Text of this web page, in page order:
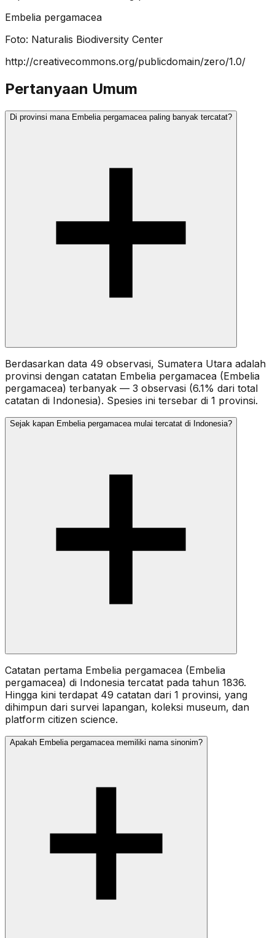
Embelia pergamacea
Foto: Naturalis Biodiversity Center
http://creativecommons.org/publicdomain/zero/1.0/
Pertanyaan Umum
Di provinsi mana Embelia pergamacea paling banyak tercatat?
Berdasarkan data 49 observasi, Sumatera Utara adalah
provinsi dengan catatan Embelia pergamacea (Embelia
pergamacea) terbanyak — 3 observasi (6.1% dari total
catatan di Indonesia). Spesies ini tersebar di 1 provinsi.
Sejak kapan Embelia pergamacea mulai tercatat di Indonesia?
Catatan pertama Embelia pergamacea (Embelia
pergamacea) di Indonesia tercatat pada tahun 1836.
Hingga kini terdapat 49 catatan dari 1 provinsi, yang
dihimpun dari survei lapangan, koleksi museum, dan
platform citizen science.
Apakah Embelia pergamacea memiliki nama sinonim?